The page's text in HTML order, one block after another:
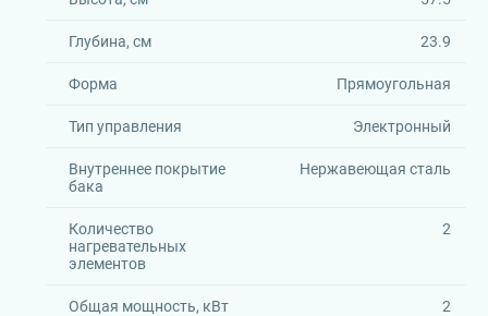
Глубина, см 23.9
Форма Прямоугольная
Тип управления Электронный
Внутреннее покрытие
бака
Нержавеющая сталь
Количество
нагревательных
элементов
2
Общая мощность, кВт 2